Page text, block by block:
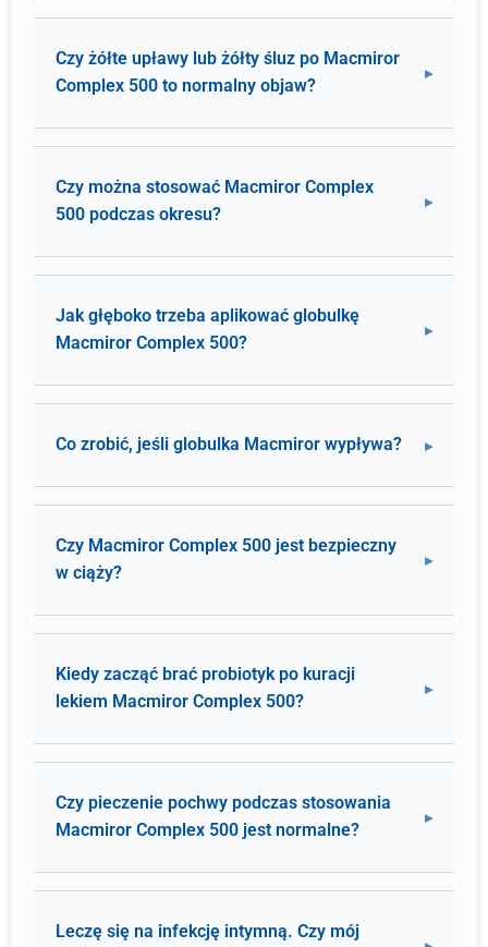
Czy żółte upławy lub żółty śluz po Macmiror
Complex 500 to normalny objaw?
Czy można stosować Macmiror Complex
500 podczas okresu?
Jak głęboko trzeba aplikować globulkę
Macmiror Complex 500?
Co zrobić, jeśli globulka Macmiror wypływa?
Czy Macmiror Complex 500 jest bezpieczny
w ciąży?
Kiedy zacząć brać probiotyk po kuracji
lekiem Macmiror Complex 500?
Czy pieczenie pochwy podczas stosowania
Macmiror Complex 500 jest normalne?
Leczę się na infekcję intymną. Czy mój